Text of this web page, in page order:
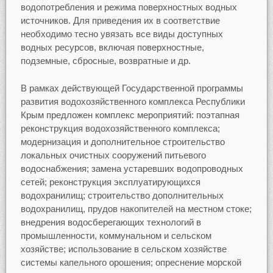
водопотребления и режима поверхностных водных
источников. Для приведения их в соответствие
необходимо тесно увязать все виды доступных
водных ресурсов, включая поверхностные,
подземные, сбросные, возвратные и др.
В рамках действующей Государственной программы
развития водохозяйственного комплекса Республики
Крым предложен комплекс мероприятий: поэтапная
реконструкция водохозяйственного комплекса;
модернизация и дополнительное строительство
локальных очистных сооружений питьевого
водоснабжения; замена устаревших водопроводных
сетей; реконструкция эксплуатирующихся
водохранилищ; строительство дополнительных
водохранилищ, прудов накопителей на местном стоке;
внедрения водосберегающих технологий в
промышленности, коммунальном и сельском
хозяйстве; использование в сельском хозяйстве
системы капельного орошения; опреснение морской